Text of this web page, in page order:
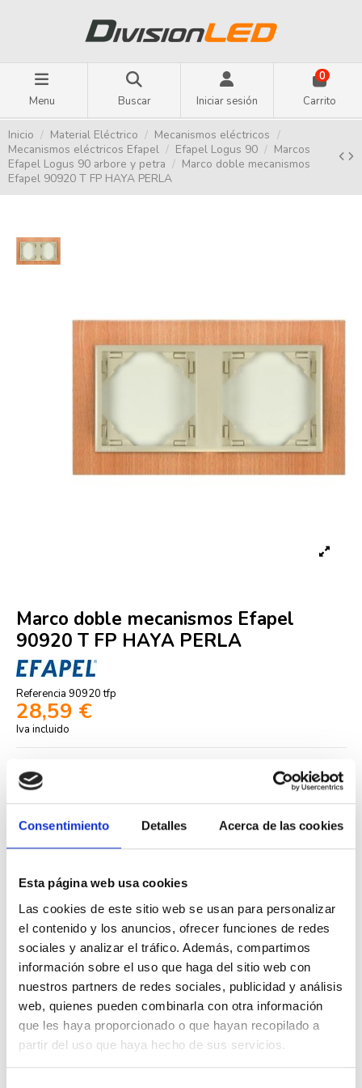
Consentimiento Detalles Acerca de las cookies
Esta página web usa cookies
Las cookies de este sitio web se usan para personalizar
el contenido y los anuncios, ofrecer funciones de redes
sociales y analizar el tráfico. Además, compartimos
información sobre el uso que haga del sitio web con
nuestros partners de redes sociales, publicidad y análisis
web, quienes pueden combinarla con otra información
que les haya proporcionado o que hayan recopilado a
partir del uso que haya hecho de sus servicios.
Menu Buscar Iniciar sesión
0
Carrito
Inicio Material Eléctrico
Mecanismos eléctricos
Mecanismos eléctricos Efapel
Efapel Logus 90
Marcos
Efapel Logus 90 arbore y petra
Marco doble mecanismos
Efapel 90920 T FP HAYA PERLA
Marco doble mecanismos Efapel
90920 T FP HAYA PERLA
Referencia 90920 tfp
28,59 €
Iva incluido
Descripción
está diseñado para alojar dos mecanismos eléctricos en instalaciones
domésticas y comerciales. Este marco combina los tonos haya y perla,
aportando calidez a cualquier espacio.
Compatible específicamente con la serie ARBORE de Efapel, este marco
permite crear configuraciones de dos elementos manteniendo la
coherencia estética del conjunto. Su acabado bicolor resulta
especialmente adecuado para ambientes donde se busca un toque
distintivo sin renunciar a la funcionalidad.
Las principales características técnicas incluyen: